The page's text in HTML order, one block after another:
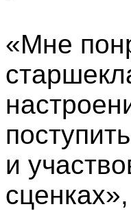
«Мне
и